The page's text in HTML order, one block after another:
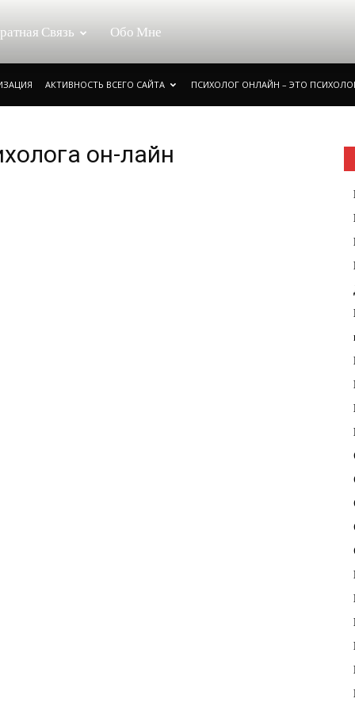
Связь Обо Мне
АКТИВНОСТЬ ВСЕГО САЙТА ПСИХОЛОГ ОНЛАЙН – ЭТО
он-лайн